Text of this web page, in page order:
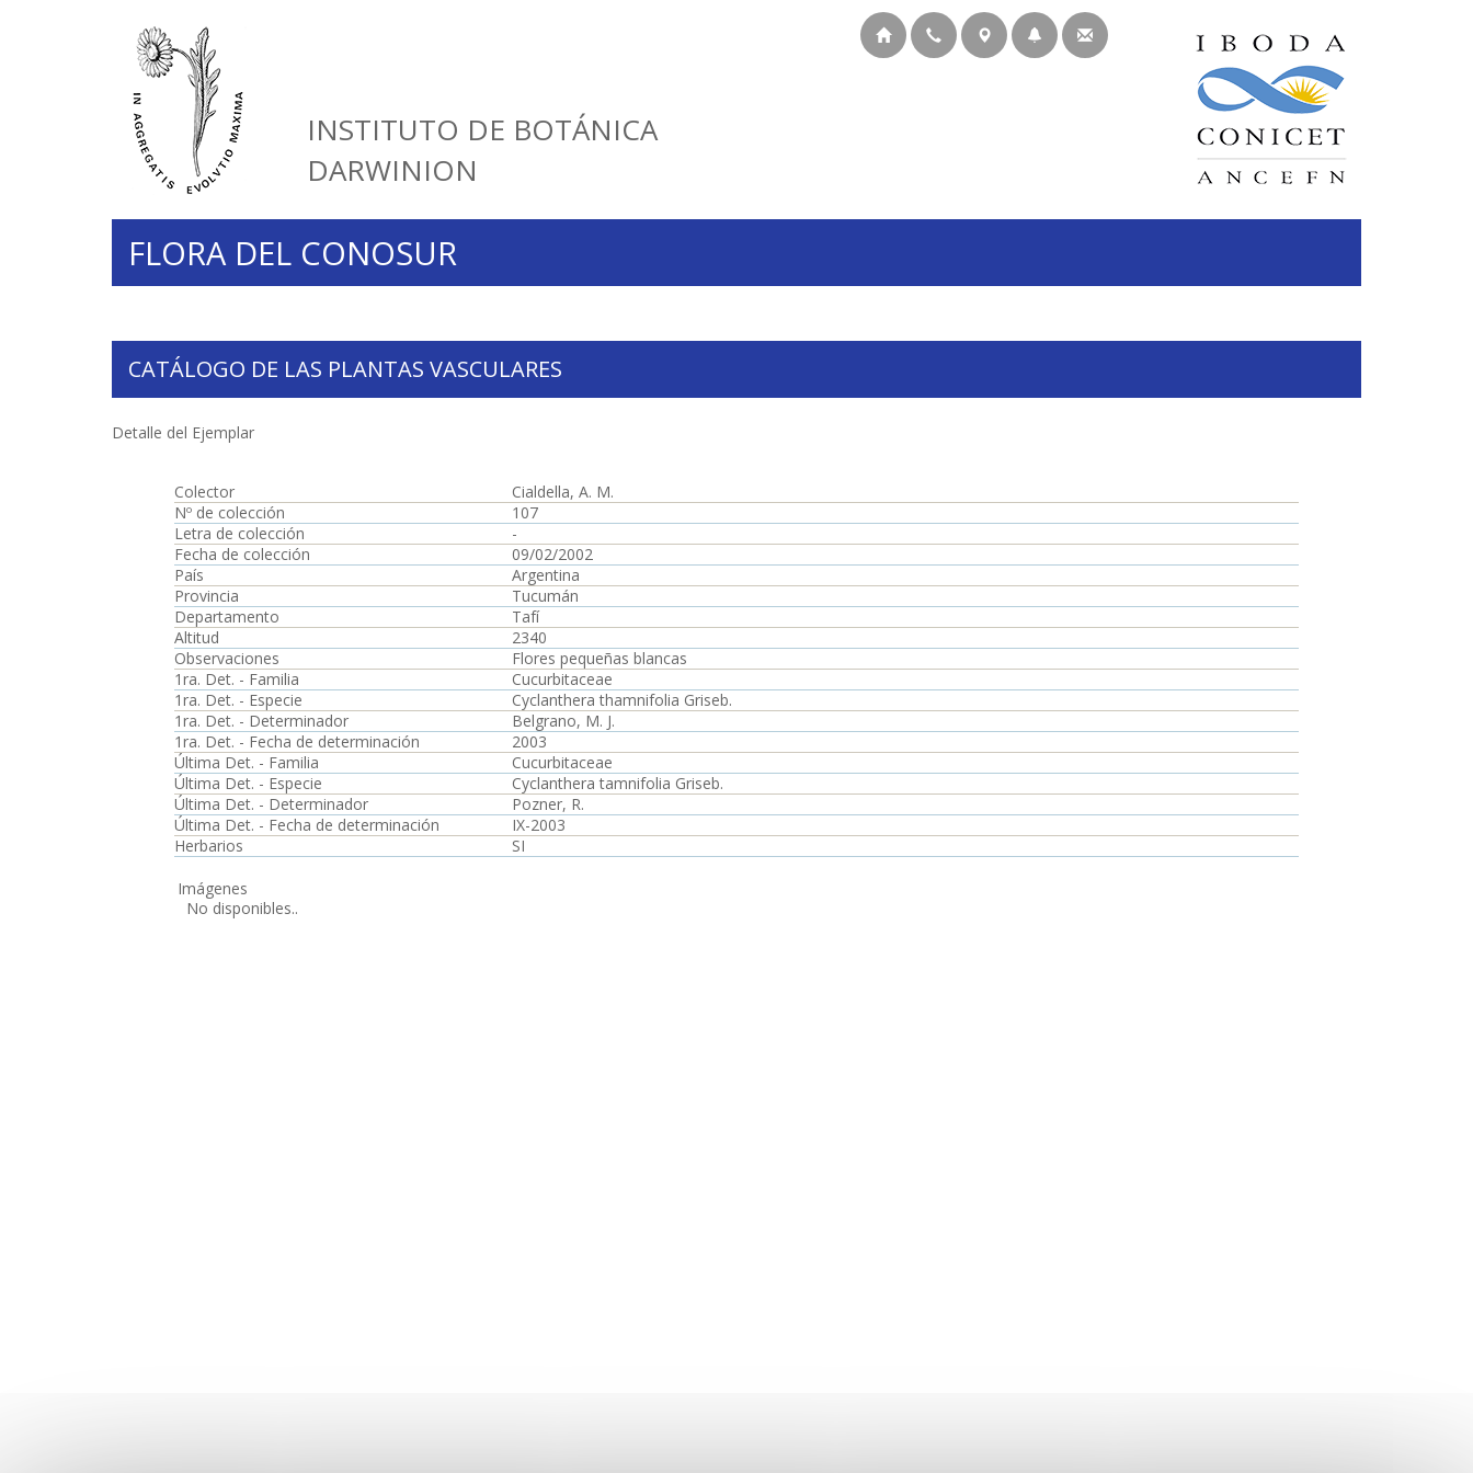
INSTITUTO DE BOTÁNICA
DARWINION
FLORA DEL CONOSUR
CATÁLOGO DE LAS PLANTAS VASCULARES
Detalle del Ejemplar
Colector
Cialdella, A. M.
Nº de colección
107
Letra de colección
-
Fecha de colección
09/02/2002
País
Argentina
Provincia
Tucumán
Departamento
Tafí
Altitud
2340
Observaciones
Flores pequeñas blancas
1ra. Det. - Familia
Cucurbitaceae
1ra. Det. - Especie
Cyclanthera thamnifolia Griseb.
1ra. Det. - Determinador
Belgrano, M. J.
1ra. Det. - Fecha de determinación
2003
Última Det. - Familia
Cucurbitaceae
Última Det. - Especie
Cyclanthera tamnifolia Griseb.
Última Det. - Determinador
Pozner, R.
Última Det. - Fecha de determinación
IX-2003
Herbarios
SI
Imágenes
No disponibles..